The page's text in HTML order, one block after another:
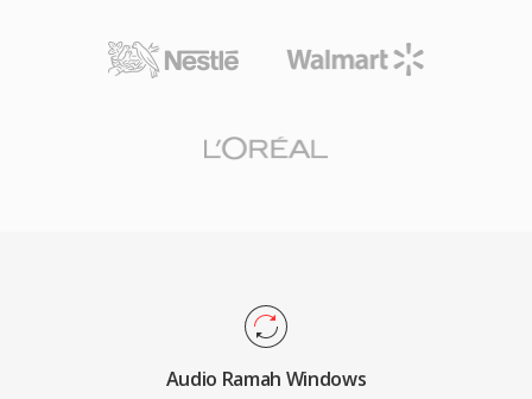
persis, tabel Huffman yang tertanam di setiap
file untuk decoding tanpa dependensi, dan
perfect, dan WMA Voice yang dioptimalkan
Windows Media Player, dan ekosistem Zune
Encoding dan decoding ditangani secara native
oleh Windows, tidak memerlukan perangkat
lunak pihak ketiga untuk pemutaran di mesin
Audio Ramah Windows